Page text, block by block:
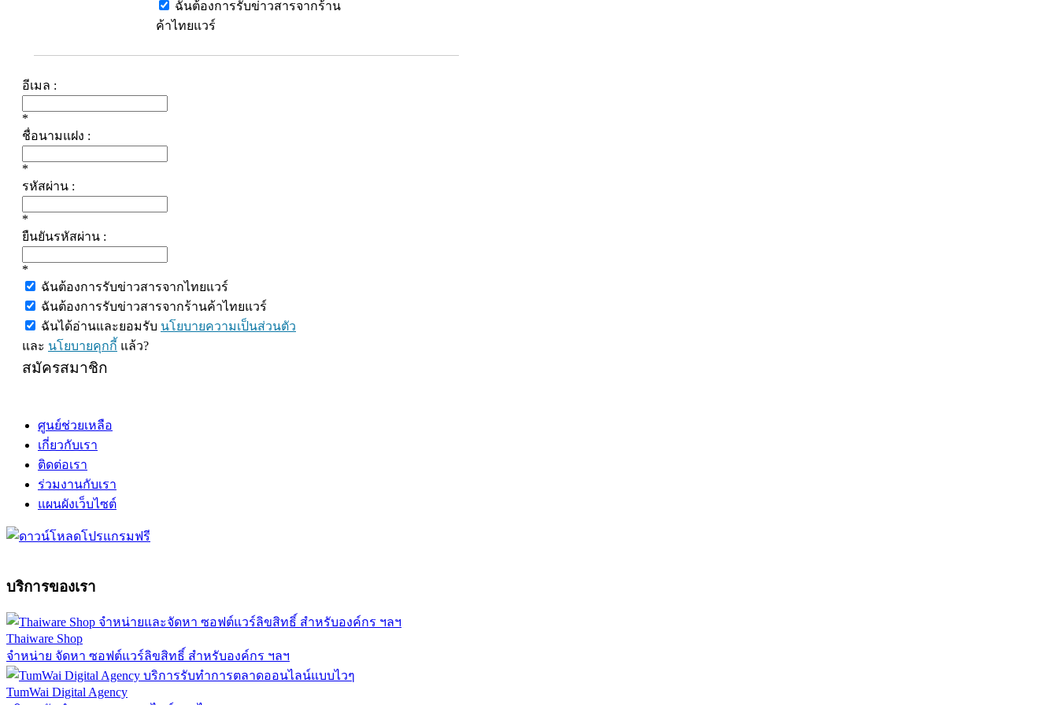
ฉันต้องการรับข่าวสารจากร้าน
ค้าไทยแวร์
อีเมล :
*
ชื่อนามแฝง :
*
รหัสผ่าน :
*
ยืนยันรหัสผ่าน :
*
ฉันต้องการรับข่าวสารจากไทยแวร์
ฉันต้องการรับข่าวสารจากร้านค้าไทยแวร์
ฉันได้อ่านและยอมรับ นโยบายความเป็นส่วนตัว
และ นโยบายคุกกี้ แล้ว?
สมัครสมาชิก
ศูนย์ช่วยเหลือ
เกี่ยวกับเรา
ติดต่อเรา
ร่วมงานกับเรา
แผนผังเว็บไซต์
บริการของเรา
Thaiware Shop
จำหน่าย จัดหา ซอฟต์แวร์ลิขสิทธิ์ สำหรับองค์กร ฯลฯ
TumWai Digital Agency